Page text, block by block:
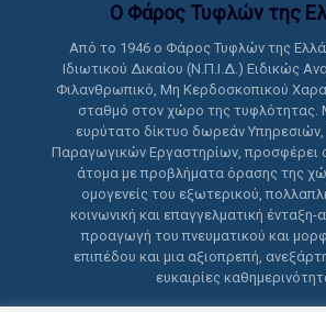
Ο Φάρος Τυφλών της
Από το 1946 ο Φάρος Τυφλών της
Ιδιωτικού Δικαίου (Ν.Π.Ι.Δ.) Ειδικώς
Φιλανθρωπικό, Μη Κερδοσκοπικού
σταθμό στον χώρο της τυφλότητας.
ευρύτατο δίκτυο δωρεάν
Παραγωγικών Εργαστηρίων, προσφέρει
άτομα με προβλήματα όρασης της
ομογενείς του εξωτερικού,
κοινωνική και επαγγελματική
προαγωγή του πνευματικού και
επιπέδου και μια αξιοπρεπή,
ευκαιρίες